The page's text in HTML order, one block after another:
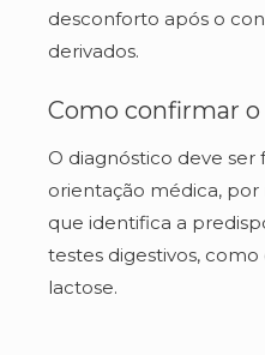
desconforto após o
derivados.
Como confirmar
O diagnóstico deve
orientação médica,
que identifica a
testes digestivos,
lactose.